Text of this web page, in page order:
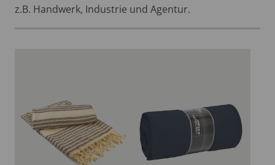
z.B. Handwerk, Industrie und Agentur.